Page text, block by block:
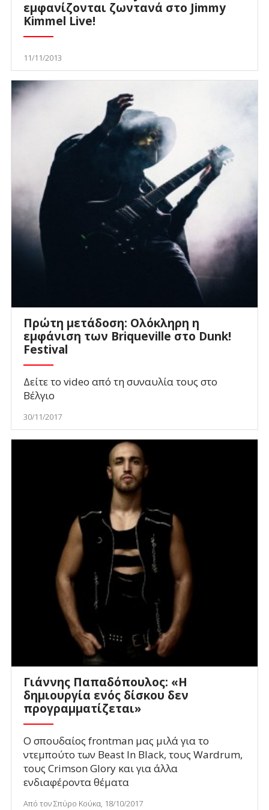
εμφανίζονται ζωντανά στο Jimmy
Kimmel Live!
11/11/2013
Πρώτη μετάδοση: Ολόκληρη η
εμφάνιση των Briqueville στο Dunk!
Festival
Δείτε το video από τη συναυλία τους στο
Βέλγιο
30/11/2017
Γιάννης Παπαδόπουλος: «Η
δημιουργία ενός δίσκου δεν
προγραμματίζεται»
Ο σπουδαίος frontman μας μιλά για το
ντεμπούτο των Beast In Black, τους Wardrum,
τους Crimson Glory και για άλλα
ενδιαφέροντα θέματα
Από τον Σπύρο Κούκα, 18/10/2017